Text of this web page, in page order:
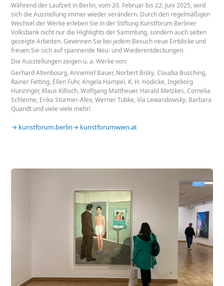
Während der Laufzeit in Berlin, vom 20. Februar bis 22. Juni 2025, wird
sich die Ausstellung immer wieder verändern. Durch den regelmäßigen
Wechsel der Werke erleben Sie in der Stiftung Kunstforum Berliner
Volksbank nicht nur die Highlights der Sammlung, sondern auch selten
gezeigte Arbeiten. Gewinnen Sie bei jedem Besuch neue Einblicke und
freuen Sie sich auf spannende Neu- und Wiederentdeckungen.
Die Ausstellungen zeigen u. a. Werke von:
Gerhard Altenbourg, Annemirl Bauer, Norbert Bisky, Claudia Busching,
Rainer Fetting, Ellen Fuhr, Angela Hampel, K. H. Hödicke, Ingeborg
Hunzinger, Klaus Killisch, Wolfgang Mattheuer, Harald Metzkes, Cornelia
Schleime, Erika Stürmer-Alex, Werner Tübke, Via Lewandowsky, Barbara
Quandt und viele viele mehr!
kunstforum.berlin kunstforumwien.at